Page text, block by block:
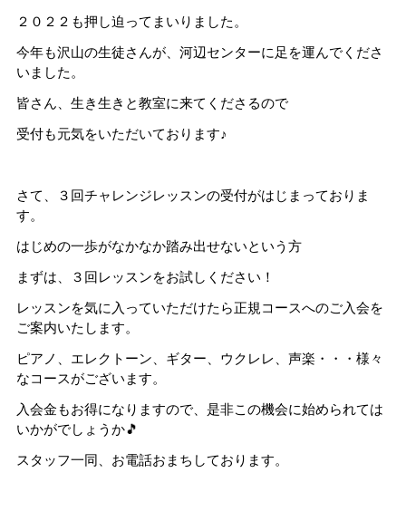
２０２２も押し迫ってまいりました。
今年も沢山の生徒さんが、河辺センターに足を運んでくださ
いました。
皆さん、生き生きと教室に来てくださるので
受付も元気をいただいております♪
さて、３回チャレンジレッスンの受付がはじまっておりま
す。
はじめの一歩がなかなか踏み出せないという方
まずは、３回レッスンをお試しください！
レッスンを気に入っていただけたら正規コースへのご入会を
ご案内いたします。
ピアノ、エレクトーン、ギター、ウクレレ、声楽・・・様々
なコースがございます。
入会金もお得になりますので、是非この機会に始められては
いかがでしょうか🎵
スタッフ一同、お電話おまちしております。